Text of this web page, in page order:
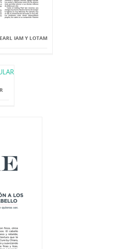
IAM Y LOTAM